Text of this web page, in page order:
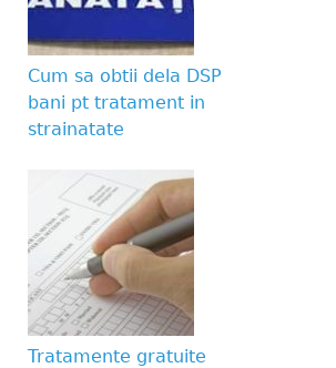
Cum sa obtii dela DSP
bani pt tratament in
strainatate
Tratamente gratuite